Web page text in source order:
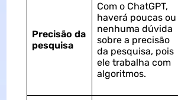
Precisão da
pesquisa
Com o ChatGPT,
haverá poucas ou
nenhuma dúvida
sobre a precisão
da pesquisa, pois
ele trabalha com
algoritmos.